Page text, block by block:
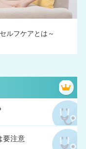
ルフケアとは～
要注意